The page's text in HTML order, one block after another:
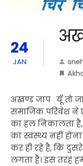
24
JAN
अखण्ड जाप यूँ तो
समाजिक परिवेश ने
का हल निकालता
का स्वस्थ्य नहीं
कर ही रहे है, कि
लगता है। इस तरह